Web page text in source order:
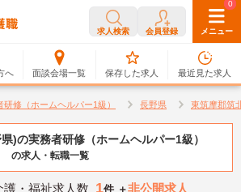
求人検索 会員登録 メニュー
へ 面談会場一覧
0
保存した求人
0
最近見た求人
研修（ホームヘルパー1級） 長野県 東筑摩郡筑
)の実務者研修（ホームヘルパー1級）
の求人・転職一覧
護・福祉求人数 1件 ＋非公開求人